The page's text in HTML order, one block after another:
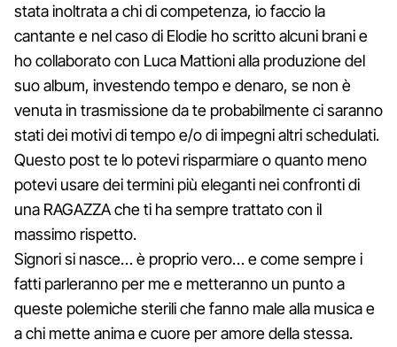
stata inoltrata a chi di competenza, io faccio la
cantante e nel caso di Elodie ho scritto alcuni brani e
ho collaborato con Luca Mattioni alla produzione del
suo album, investendo tempo e denaro, se non è
venuta in trasmissione da te probabilmente ci saranno
stati dei motivi di tempo e/o di impegni altri schedulati.
Questo post te lo potevi risparmiare o quanto meno
potevi usare dei termini più eleganti nei confronti di
una RAGAZZA che ti ha sempre trattato con il
massimo rispetto.
Signori si nasce… è proprio vero… e come sempre i
fatti parleranno per me e metteranno un punto a
queste polemiche sterili che fanno male alla musica e
a chi mette anima e cuore per amore della stessa.